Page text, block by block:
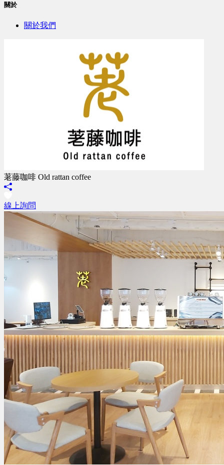
關於
關於我們
荖藤咖啡 Old rattan coffee
線上詢問